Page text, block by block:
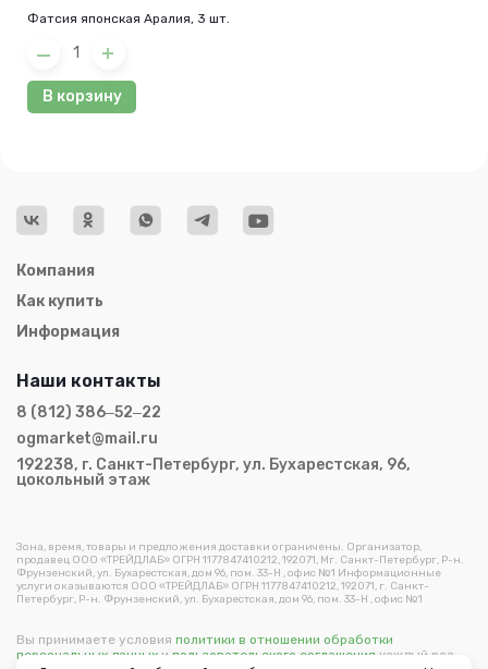
Фатсия японская Аралия, 3 шт.
В корзину
Компания
Как купить
Информация
Зона, время, товары и предложения доставки ограничены. Организатор,
продавец ООО «ТРЕЙДЛАБ» ОГРН 1177847410212, 192071, Мг. Санкт-Петербург, Р-н.
Фрунзенский, ул. Бухарестская, дом 96, пом. 33-Н , офис №1 Информационные
услуги оказываются ООО «ТРЕЙДЛАБ» ОГРН 1177847410212, 192071, г. Санкт-
Петербург, Р-н. Фрунзенский, ул. Бухарестская, дом 96, пом. 33-Н , офис №1
Наши контакты
8 (812) 386‒52‒22
ogmarket@mail.ru
192238, г. Санкт-Петербург, ул. Бухарестская, 96,
цокольный этаж
Вы принимаете условия политики в отношении обработки
персональных данных и пользовательского соглашения каждый раз,